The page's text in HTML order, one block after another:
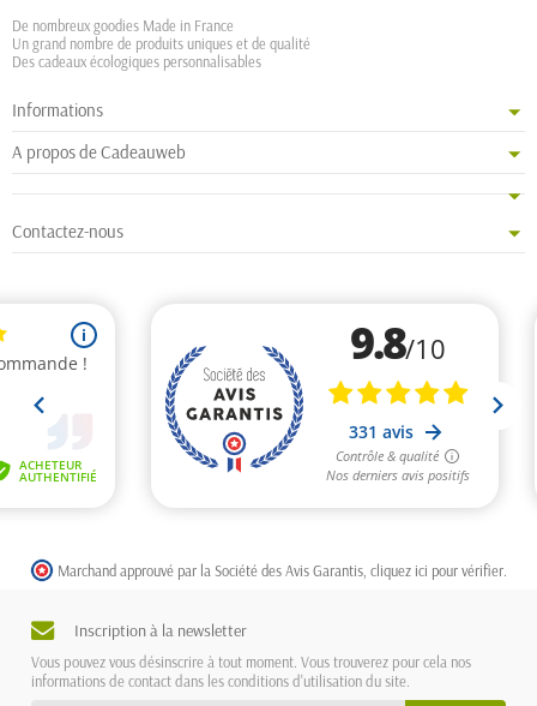
De nombreux goodies Made in France
Un grand nombre de produits uniques et de qualité
Des cadeaux écologiques personnalisables
Informations
A propos de Cadeauweb
Contactez-nous
Marchand approuvé par la Société des Avis Garantis, cliquez ici pour vérifier
Inscription à la newsletter
Vous pouvez vous désinscrire à tout moment. Vous trouverez pour cela nos
informations de contact dans les conditions d'utilisation du site.